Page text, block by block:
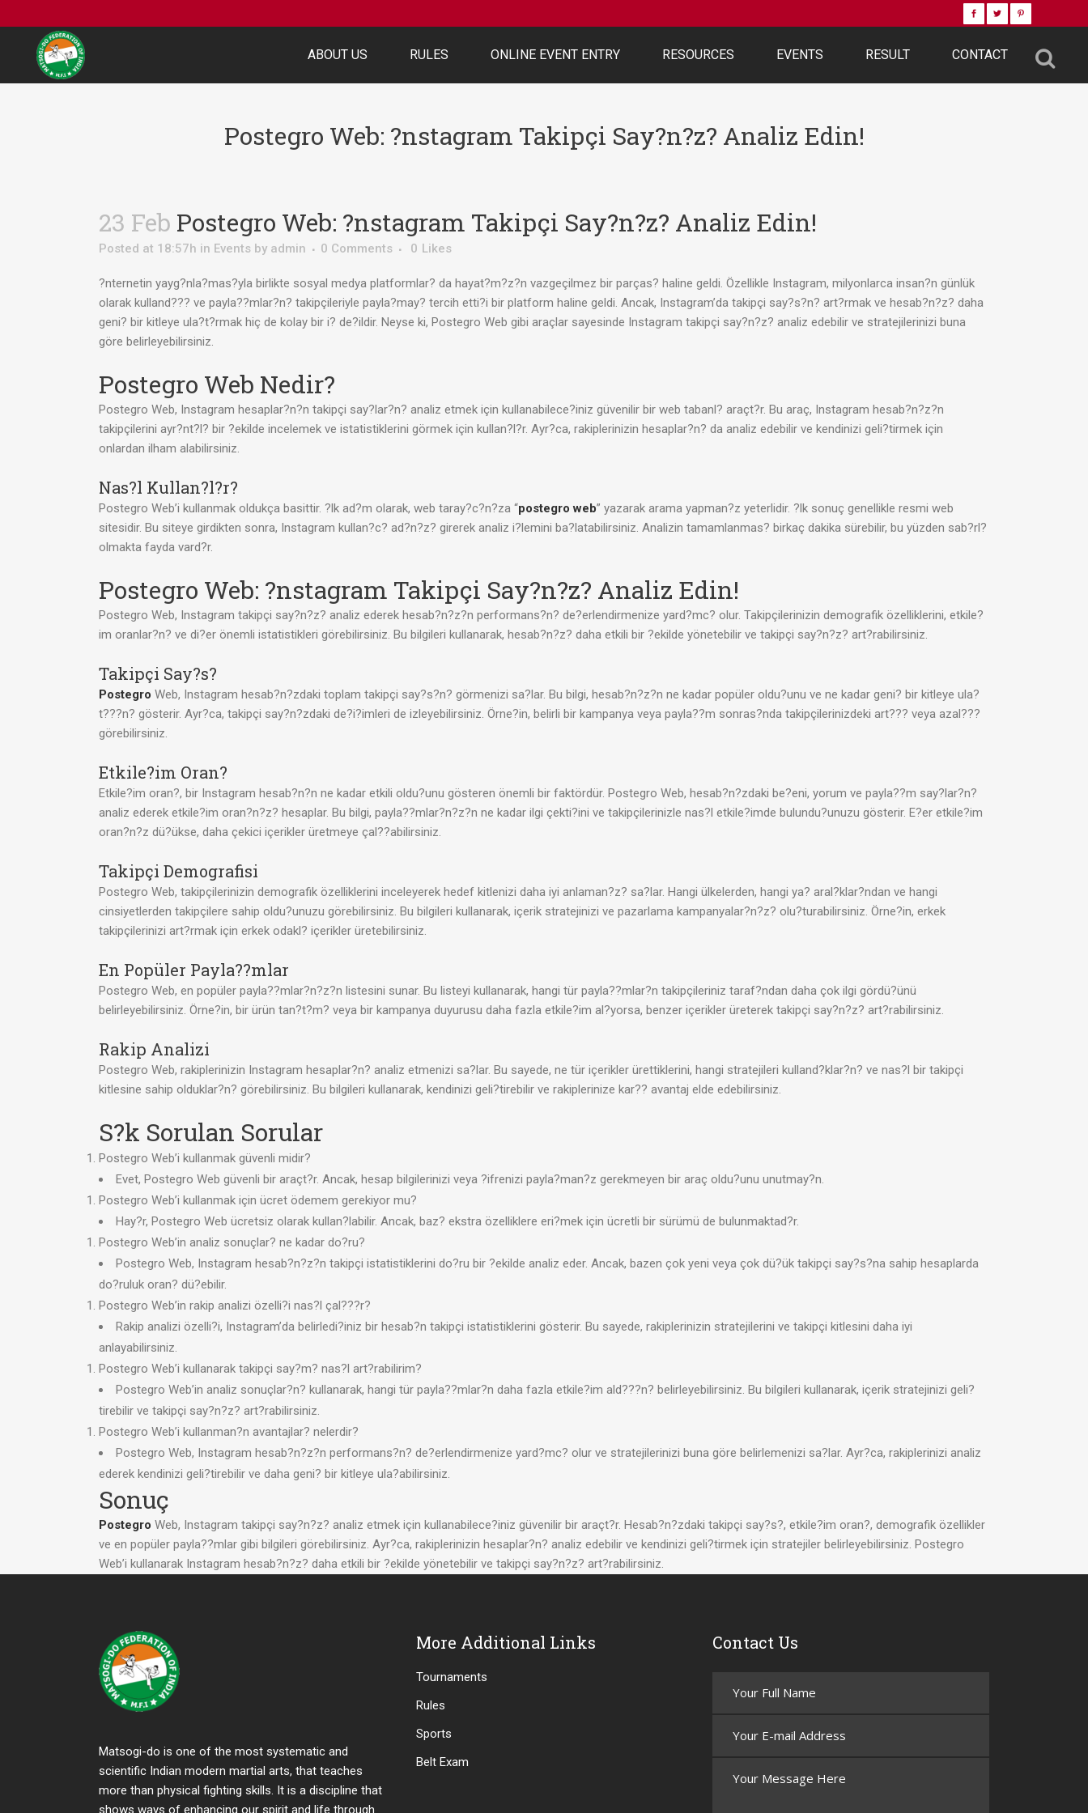
ABOUT US RULES ONLINE EVENT ENTRY RESOURCES EVENTS RESULT CONTACT
Postegro Web: ?nstagram Takipçi Say?n?z? Analiz Edin!
23 Feb Postegro Web: ?nstagram Takipçi Say?n?z? Analiz Edin!
Posted at 18:57h in Events by admin 0 Comments 0 Likes
?nternetin yayg?nla?mas?yla birlikte sosyal medya platformlar? da hayat?m?z?n vazgeçilmez bir parças? haline geldi. Özellikle Instagram, milyonlarca insan?n günlük
olarak kulland??? ve payla??mlar?n? takipçileriyle payla?may? tercih etti?i bir platform haline geldi. Ancak, Instagram’da takipçi say?s?n? art?rmak ve hesab?n?z? daha
geni? bir kitleye ula?t?rmak hiç de kolay bir i? de?ildir. Neyse ki, Postegro Web gibi araçlar sayesinde Instagram takipçi say?n?z? analiz edebilir ve stratejilerinizi buna
göre belirleyebilirsiniz.
Postegro Web Nedir?
Postegro Web, Instagram hesaplar?n?n takipçi say?lar?n? analiz etmek için kullanabilece?iniz güvenilir bir web tabanl? araçt?r. Bu araç, Instagram hesab?n?z?n
takipçilerini ayr?nt?l? bir ?ekilde incelemek ve istatistiklerini görmek için kullan?l?r. Ayr?ca, rakiplerinizin hesaplar?n? da analiz edebilir ve kendinizi geli?tirmek için
onlardan ilham alabilirsiniz.
Nas?l Kullan?l?r?
Postegro Web’i kullanmak oldukça basittir. ?lk ad?m olarak, web taray?c?n?za “postegro web” yazarak arama yapman?z yeterlidir. ?lk sonuç genellikle resmi web
sitesidir. Bu siteye girdikten sonra, Instagram kullan?c? ad?n?z? girerek analiz i?lemini ba?latabilirsiniz. Analizin tamamlanmas? birkaç dakika sürebilir, bu yüzden sab?rl?
olmakta fayda vard?r.
Postegro Web: ?nstagram Takipçi Say?n?z? Analiz Edin!
Postegro Web, Instagram takipçi say?n?z? analiz ederek hesab?n?z?n performans?n? de?erlendirmenize yard?mc? olur. Takipçilerinizin demografik özelliklerini, etkile?
im oranlar?n? ve di?er önemli istatistikleri görebilirsiniz. Bu bilgileri kullanarak, hesab?n?z? daha etkili bir ?ekilde yönetebilir ve takipçi say?n?z? art?rabilirsiniz.
Takipçi Say?s?
Postegro Web, Instagram hesab?n?zdaki toplam takipçi say?s?n? görmenizi sa?lar. Bu bilgi, hesab?n?z?n ne kadar popüler oldu?unu ve ne kadar geni? bir kitleye ula?
t???n? gösterir. Ayr?ca, takipçi say?n?zdaki de?i?imleri de izleyebilirsiniz. Örne?in, belirli bir kampanya veya payla??m sonras?nda takipçilerinizdeki art??? veya azal???
görebilirsiniz.
Etkile?im Oran?
Etkile?im oran?, bir Instagram hesab?n?n ne kadar etkili oldu?unu gösteren önemli bir faktördür. Postegro Web, hesab?n?zdaki be?eni, yorum ve payla??m say?lar?n?
analiz ederek etkile?im oran?n?z? hesaplar. Bu bilgi, payla??mlar?n?z?n ne kadar ilgi çekti?ini ve takipçilerinizle nas?l etkile?imde bulundu?unuzu gösterir. E?er etkile?im
oran?n?z dü?ükse, daha çekici içerikler üretmeye çal??abilirsiniz.
Takipçi Demografisi
Postegro Web, takipçilerinizin demografik özelliklerini inceleyerek hedef kitlenizi daha iyi anlaman?z? sa?lar. Hangi ülkelerden, hangi ya? aral?klar?ndan ve hangi
cinsiyetlerden takipçilere sahip oldu?unuzu görebilirsiniz. Bu bilgileri kullanarak, içerik stratejinizi ve pazarlama kampanyalar?n?z? olu?turabilirsiniz. Örne?in, erkek
takipçilerinizi art?rmak için erkek odakl? içerikler üretebilirsiniz.
En Popüler Payla??mlar
Postegro Web, en popüler payla??mlar?n?z?n listesini sunar. Bu listeyi kullanarak, hangi tür payla??mlar?n takipçileriniz taraf?ndan daha çok ilgi gördü?ünü
belirleyebilirsiniz. Örne?in, bir ürün tan?t?m? veya bir kampanya duyurusu daha fazla etkile?im al?yorsa, benzer içerikler üreterek takipçi say?n?z? art?rabilirsiniz.
Rakip Analizi
Postegro Web, rakiplerinizin Instagram hesaplar?n? analiz etmenizi sa?lar. Bu sayede, ne tür içerikler ürettiklerini, hangi stratejileri kulland?klar?n? ve nas?l bir takipçi
kitlesine sahip olduklar?n? görebilirsiniz. Bu bilgileri kullanarak, kendinizi geli?tirebilir ve rakiplerinize kar?? avantaj elde edebilirsiniz.
S?k Sorulan Sorular
Postegro Web’i kullanmak güvenli midir?
Evet, Postegro Web güvenli bir araçt?r. Ancak, hesap bilgilerinizi veya ?ifrenizi payla?man?z gerekmeyen bir araç oldu?unu unutmay?n.
Postegro Web’i kullanmak için ücret ödemem gerekiyor mu?
Hay?r, Postegro Web ücretsiz olarak kullan?labilir. Ancak, baz? ekstra özelliklere eri?mek için ücretli bir sürümü de bulunmaktad?r.
Postegro Web’in analiz sonuçlar? ne kadar do?ru?
Postegro Web, Instagram hesab?n?z?n takipçi istatistiklerini do?ru bir ?ekilde analiz eder. Ancak, bazen çok yeni veya çok dü?ük takipçi say?s?na sahip hesaplarda
do?ruluk oran? dü?ebilir.
Postegro Web’in rakip analizi özelli?i nas?l çal???r?
Rakip analizi özelli?i, Instagram’da belirledi?iniz bir hesab?n takipçi istatistiklerini gösterir. Bu sayede, rakiplerinizin stratejilerini ve takipçi kitlesini daha iyi
anlayabilirsiniz.
Postegro Web’i kullanarak takipçi say?m? nas?l art?rabilirim?
Postegro Web’in analiz sonuçlar?n? kullanarak, hangi tür payla??mlar?n daha fazla etkile?im ald???n? belirleyebilirsiniz. Bu bilgileri kullanarak, içerik stratejinizi geli?
tirebilir ve takipçi say?n?z? art?rabilirsiniz.
Postegro Web’i kullanman?n avantajlar? nelerdir?
Postegro Web, Instagram hesab?n?z?n performans?n? de?erlendirmenize yard?mc? olur ve stratejilerinizi buna göre belirlemenizi sa?lar. Ayr?ca, rakiplerinizi analiz
ederek kendinizi geli?tirebilir ve daha geni? bir kitleye ula?abilirsiniz.
Sonuç
Postegro Web, Instagram takipçi say?n?z? analiz etmek için kullanabilece?iniz güvenilir bir araçt?r. Hesab?n?zdaki takipçi say?s?, etkile?im oran?, demografik özellikler
ve en popüler payla??mlar gibi bilgileri görebilirsiniz. Ayr?ca, rakiplerinizin hesaplar?n? analiz edebilir ve kendinizi geli?tirmek için stratejiler belirleyebilirsiniz. Postegro
Web’i kullanarak Instagram hesab?n?z? daha etkili bir ?ekilde yönetebilir ve takipçi say?n?z? art?rabilirsiniz.
Matsogi-do is one of the most systematic and
scientific Indian modern martial arts, that teaches
more than physical fighting skills. It is a discipline that
shows ways of enhancing our spirit and life through
More Additional Links
Tournaments
Rules
Sports
Belt Exam
Contact Us